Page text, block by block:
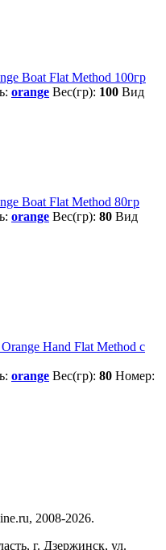
Boat Flat Method 100гр
orange Вес(гр): 100 Вид
Boat Flat Method 80гр
orange Вес(гр): 80 Вид
Hand Flat Method с
orange Вес(гр): 80 Номер:
2008-2026.
г. Дзержинск, ул.